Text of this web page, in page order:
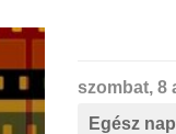
szombat, 8
Egész